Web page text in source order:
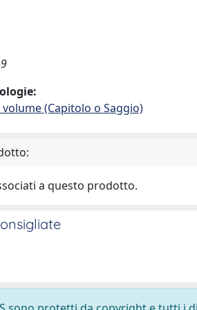
(Capitolo o Saggio)
a questo prodotto.